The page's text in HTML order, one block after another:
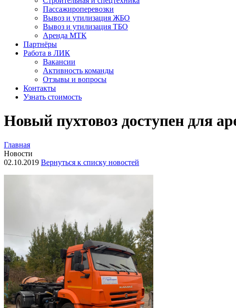
Пассажироперевозки
Вывоз и утилизация ЖБО
Вывоз и утилизация ТБО
Аренда МТК
Партнёры
Работа в ЛИК
Вакансии
Активность команды
Отзывы и вопросы
Контакты
Узнать стоимость
Новый пухтовоз доступен для
Главная
Новости
02.10.2019 Вернуться к списку новостей